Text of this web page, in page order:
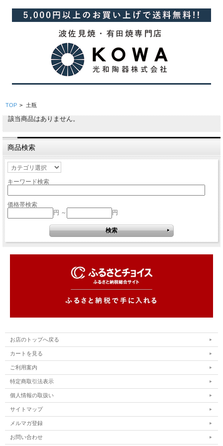
TOP > 土瓶
該当商品はありません。
商品検索
キーワード検索
価格帯検索
円 ～
円
お店のトップへ戻る
カートを見る
ご利用案内
特定商取引法表示
個人情報の取扱い
サイトマップ
メルマガ登録
お問い合わせ